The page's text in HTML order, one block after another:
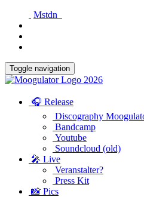
Mstdn
Toggle navigation
🎧 Release
Discography
Bandcamp
Youtube
Soundcloud (old)
🎤 Live
Veranstalter?
Press Kit
📸 Pics